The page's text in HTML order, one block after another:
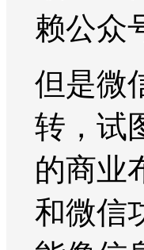
赖公众
但是微
转，试
的商业
和微信